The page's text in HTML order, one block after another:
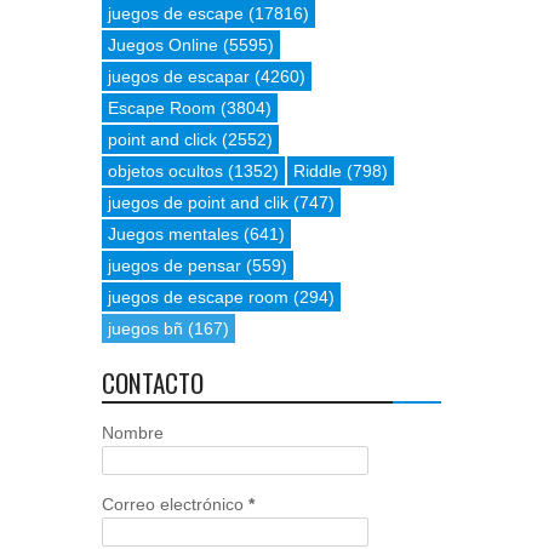
juegos de escape (17816)
Juegos Online (5595)
juegos de escapar (4260)
Escape Room (3804)
point and click (2552)
objetos ocultos (1352) Riddle (798)
juegos de point and clik (747)
Juegos mentales (641)
juegos de pensar (559)
juegos de escape room (294)
juegos bñ (167)
CONTACTO
Nombre
Correo electrónico *